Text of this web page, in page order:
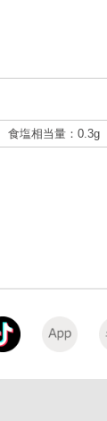
食塩相当量：0.3g